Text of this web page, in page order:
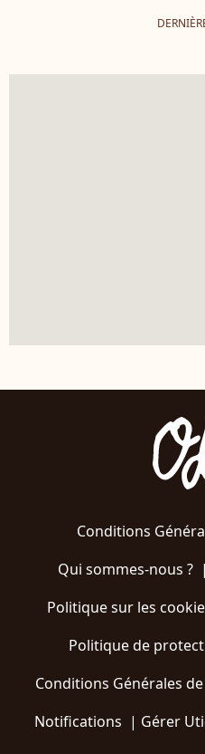
Conditions
Qui sommes-nous ?|
Politique sur les
Politique de
Conditions Générales
Notifications | Gérer